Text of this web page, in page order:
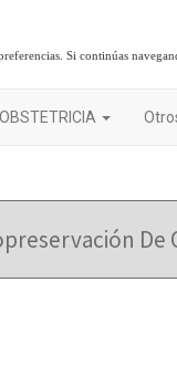
Si continúas
OBSTETRICIA